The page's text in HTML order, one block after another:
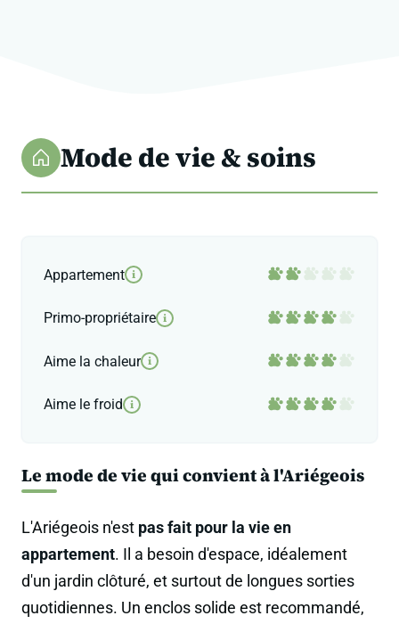
Mode de vie & soins
Appartement i
Primo-propriétaire i
Aime la chaleur i
Aime le froid i
Le mode de vie qui convient à l'Ariégeois
L'Ariégeois n'est pas fait pour la vie en
appartement. Il a besoin d'espace, idéalement
d'un jardin clôturé, et surtout de longues sorties
quotidiennes. Un enclos solide est recommandé,